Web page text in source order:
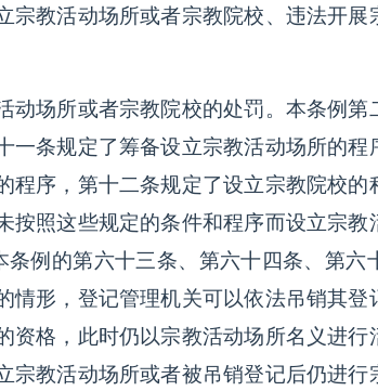
宗教活动场所或者宗教院校、违法开
动场所或者宗教院校的处罚。本条例
一条规定了筹备设立宗教活动场所的程
程序，第十二条规定了设立宗教院校的
按照这些规定的条件和程序而设立宗教
条例的第六十三条、第六十四条、第
情形，登记管理机关可以依法吊销其
资格，此时仍以宗教活动场所名义进
宗教活动场所或者被吊销登记后仍进